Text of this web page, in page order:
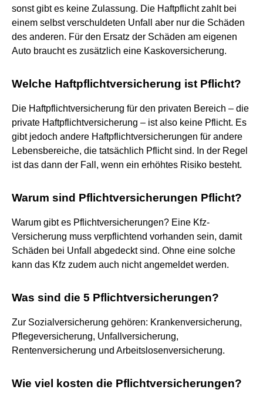
sonst gibt es keine Zulassung. Die Haftpflicht zahlt bei
einem selbst verschuldeten Unfall aber nur die Schäden
des anderen. Für den Ersatz der Schäden am eigenen
Auto braucht es zusätzlich eine Kaskoversicherung.
Welche Haftpflichtversicherung ist Pflicht?
Die Haftpflichtversicherung für den privaten Bereich – die
private Haftpflichtversicherung – ist also keine Pflicht. Es
gibt jedoch andere Haftpflichtversicherungen für andere
Lebensbereiche, die tatsächlich Pflicht sind. In der Regel
ist das dann der Fall, wenn ein erhöhtes Risiko besteht.
Warum sind Pflichtversicherungen Pflicht?
Warum gibt es Pflichtversicherungen? Eine Kfz-
Versicherung muss verpflichtend vorhanden sein, damit
Schäden bei Unfall abgedeckt sind. Ohne eine solche
kann das Kfz zudem auch nicht angemeldet werden.
Was sind die 5 Pflichtversicherungen?
Zur Sozialversicherung gehören: Krankenversicherung,
Pflegeversicherung, Unfallversicherung,
Rentenversicherung und Arbeitslosenversicherung.
Wie viel kosten die Pflichtversicherungen?